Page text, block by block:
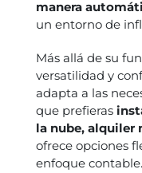
manera
un entorno de
Más allá de su
versatilidad y
adapta a las
que prefieras
la nube, alquiler
ofrece opciones
enfoque contable.